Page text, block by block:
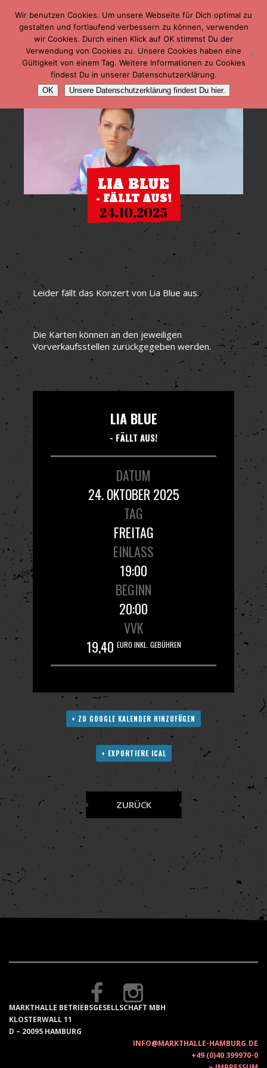
LIA BLUE
- FÄLLT AUS!
24.10.2025
Leider fällt das Konzert von Lia Blue aus.
Die Karten können an den jeweiligen
Vorverkaufsstellen zurückgegeben werden.
LIA BLUE
- FÄLLT AUS!
DATUM
24. OKTOBER 2025
TAG
FREITAG
EINLASS
19:00
BEGINN
20:00
VVK
19,40 EURO INKL. GEBÜHREN
+ ZU GOOGLE KALENDER HINZUFÜGEN
+ EXPORTIERE ICAL
ZURÜCK
MARKTHALLE BETRIEBSGESELLSCHAFT MBH
KLOSTERWALL 11
D – 20095 HAMBURG
INFO@MARKTHALLE-HAMBURG.DE
+49 (0)40 399970-0
Wir benutzen Cookies. Um unsere Webseite für Dich optimal zu
gestalten und fortlaufend verbessern zu können, verwenden
wir Cookies. Durch einen Klick auf OK stimmst Du der
Verwendung von Cookies zu. Unsere Cookies haben eine
Gültigkeit von einem Tag. Weitere Informationen zu Cookies
findest Du in unserer Datenschutzerklärung.
OK Unsere Datenschutzerklärung findest Du hier.